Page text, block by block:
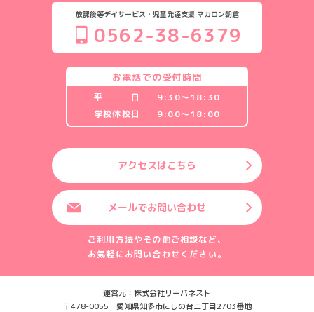
放課後等デイサービス・児童発達支援 マカロン朝倉
0562-38-6379
お電話での受付時間
平 日
9:30〜18:30
学校休校日
9:00〜18:00
アクセスはこちら
メールでお問い合わせ
ご利用方法やその他ご相談など、
お気軽にお問い合わせください。
運営元：株式会社リーバネスト
〒478-0055 愛知県知多市にしの台二丁目2703番地